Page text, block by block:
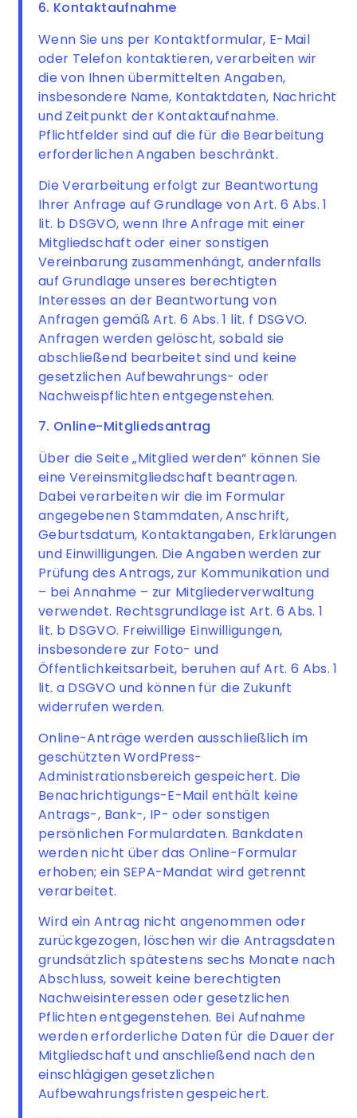
6. Kontaktaufnahme
Wenn Sie uns per Kontaktformular, E-Mail
oder Telefon kontaktieren, verarbeiten wir
die von Ihnen übermittelten Angaben,
insbesondere Name, Kontaktdaten, Nachricht
und Zeitpunkt der Kontaktaufnahme.
Pflichtfelder sind auf die für die Bearbeitung
erforderlichen Angaben beschränkt.
Die Verarbeitung erfolgt zur Beantwortung
Ihrer Anfrage auf Grundlage von Art. 6 Abs. 1
lit. b DSGVO, wenn Ihre Anfrage mit einer
Mitgliedschaft oder einer sonstigen
Vereinbarung zusammenhängt, andernfalls
auf Grundlage unseres berechtigten
Interesses an der Beantwortung von
Anfragen gemäß Art. 6 Abs. 1 lit. f DSGVO.
Anfragen werden gelöscht, sobald sie
abschließend bearbeitet sind und keine
gesetzlichen Aufbewahrungs- oder
Nachweispflichten entgegenstehen.
7. Online-Mitgliedsantrag
Über die Seite „Mitglied werden“ können Sie
eine Vereinsmitgliedschaft beantragen.
Dabei verarbeiten wir die im Formular
angegebenen Stammdaten, Anschrift,
Geburtsdatum, Kontaktangaben, Erklärungen
und Einwilligungen. Die Angaben werden zur
Prüfung des Antrags, zur Kommunikation und
– bei Annahme – zur Mitgliederverwaltung
verwendet. Rechtsgrundlage ist Art. 6 Abs. 1
lit. b DSGVO. Freiwillige Einwilligungen,
insbesondere zur Foto- und
Öffentlichkeitsarbeit, beruhen auf Art. 6 Abs. 1
lit. a DSGVO und können für die Zukunft
widerrufen werden.
Online-Anträge werden ausschließlich im
geschützten WordPress-
Administrationsbereich gespeichert. Die
Benachrichtigungs-E-Mail enthält keine
Antrags-, Bank-, IP- oder sonstigen
persönlichen Formulardaten. Bankdaten
werden nicht über das Online-Formular
erhoben; ein SEPA-Mandat wird getrennt
verarbeitet.
Wird ein Antrag nicht angenommen oder
zurückgezogen, löschen wir die Antragsdaten
grundsätzlich spätestens sechs Monate nach
Abschluss, soweit keine berechtigten
Nachweisinteressen oder gesetzlichen
Pflichten entgegenstehen. Bei Aufnahme
werden erforderliche Daten für die Dauer der
Mitgliedschaft und anschließend nach den
einschlägigen gesetzlichen
Aufbewahrungsfristen gespeichert.